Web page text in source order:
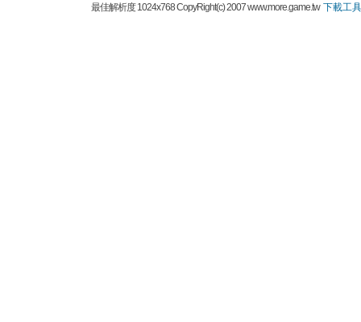
最佳解析度 1024x768 CopyRight(c) 2007 www.more.game.tw下載工